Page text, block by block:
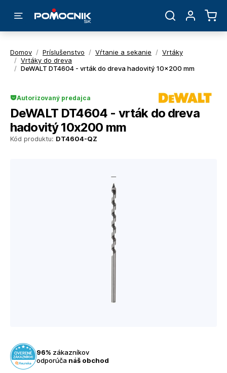
Domov / Príslušenstvo / Vŕtanie a sekanie / Vrtáky
/ Vrtáky do dreva
/ DeWALT DT4604 - vrták do dreva hadovitý 10x200 mm
Kód produktu: DT4604-QZ
Autorizovaný predajca
DeWALT DT4604 - vrták do dreva
hadovitý 10x200 mm
96% zákazníkov
odporúča náš obchod